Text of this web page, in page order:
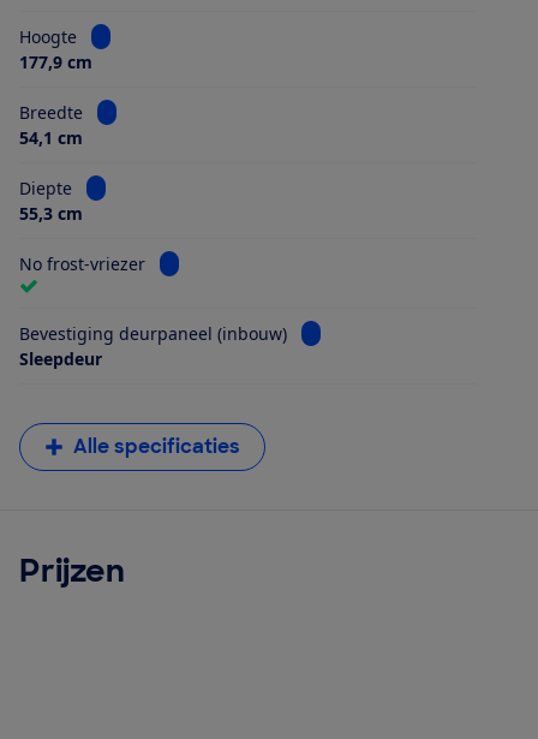
Hoogte
Bekijk informatie voor Hoogte
177,9 cm
Breedte
Bekijk informatie voor Breedte
54,1 cm
Diepte
Bekijk informatie voor Diepte
55,3 cm
No frost-vriezer Bekijk informatie voor No frost-vriezer
Bevestiging deurpaneel (inbouw)
Bekijk informatie voor
Sleepdeur
Alle specificaties
Prijzen